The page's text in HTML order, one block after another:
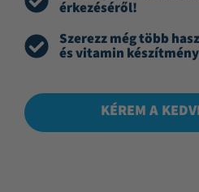
érkezéséről!
Szerezz még több
és vitamin
KÉREM A